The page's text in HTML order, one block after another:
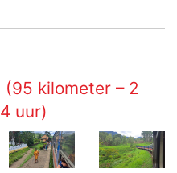
(95 kilometer – 2
uur)